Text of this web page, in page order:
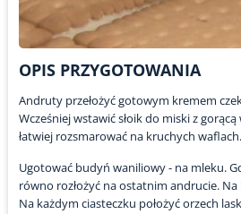
OPIS PRZYGOTOWANIA
Andruty przełożyć gotowym kremem
Wcześniej wstawić słoik do miski z
łatwiej rozsmarować na kruchych waflach.
Ugotować budyń waniliowy - na mleku.
równo rozłożyć na ostatnim andrucie.
Na każdym ciasteczku położyć orzech